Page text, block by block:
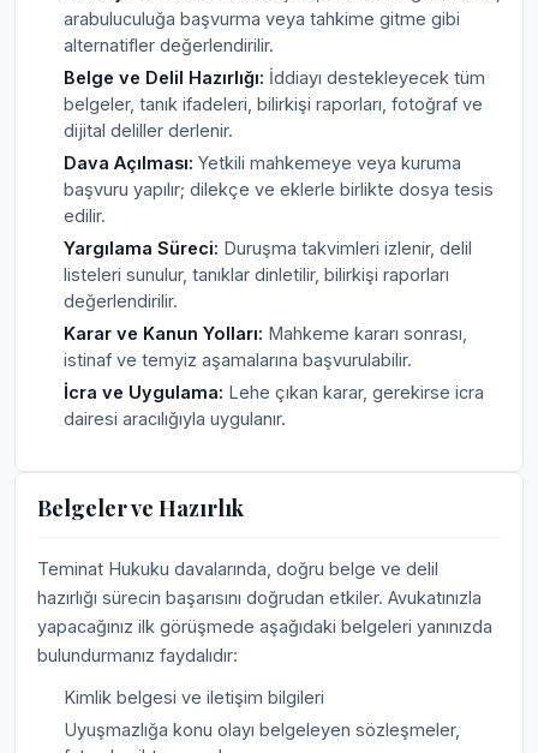
arabuluculuğa başvurma veya tahkime gitme gibi
alternatifler değerlendirilir.
Belge ve Delil Hazırlığı: İddiayı destekleyecek tüm
belgeler, tanık ifadeleri, bilirkişi raporları, fotoğraf ve
dijital deliller derlenir.
Dava Açılması: Yetkili mahkemeye veya kuruma
başvuru yapılır; dilekçe ve eklerle birlikte dosya tesis
edilir.
Yargılama Süreci: Duruşma takvimleri izlenir, delil
listeleri sunulur, tanıklar dinletilir, bilirkişi raporları
değerlendirilir.
Karar ve Kanun Yolları: Mahkeme kararı sonrası,
istinaf ve temyiz aşamalarına başvurulabilir.
İcra ve Uygulama: Lehe çıkan karar, gerekirse icra
dairesi aracılığıyla uygulanır.
Belgeler ve Hazırlık
Teminat Hukuku davalarında, doğru belge ve delil
hazırlığı sürecin başarısını doğrudan etkiler. Avukatınızla
yapacağınız ilk görüşmede aşağıdaki belgeleri yanınızda
bulundurmanız faydalıdır:
Kimlik belgesi ve iletişim bilgileri
Uyuşmazlığa konu olayı belgeleyen sözleşmeler,